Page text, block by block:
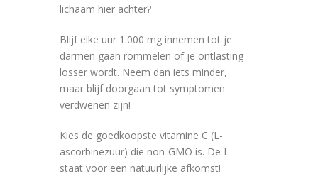
lichaam hier achter?
Blijf elke uur 1.000 mg innemen tot je
darmen gaan rommelen of je ontlasting
losser wordt. Neem dan iets minder,
maar blijf doorgaan tot symptomen
verdwenen zijn!
Kies de goedkoopste vitamine C (L-
ascorbinezuur) die non-GMO is. De L
staat voor een natuurlijke afkomst!